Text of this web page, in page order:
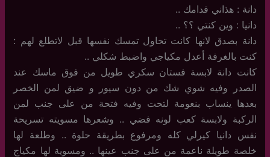
دانة : هذاني قدامك ..
دانيا : وين كنتي ؟؟ ..
دانة بصدق لانها كانت تحاول تمسك نفسها قبل لاتطلع لهم :
كنت بالغرفة أعدل مكياجي واضبط شكلي ..
كانت دانة لابسة فستان سكري طويل من فوق ماسك عند
الصدر وفيه شوي شك من دون سيور و ضيق لمن الخصر
بعدها ينساب بنعومة لتحت وفيه فتحة من على جنب لمن
الركبة ولابسة كعب لونه فضي .. وشعرها مسويته تسريحة
نفس دانيا كيرلي كله ومرفوع بطريقة حلوة .. وطلعة لها
خلصة طويلة ناعمة من على جنب عينها .. ومسوية لها مكياج